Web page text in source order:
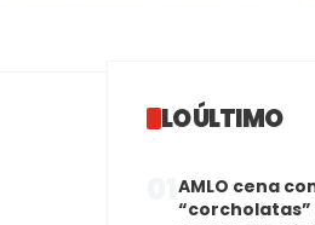
LO ÚLTIMO
AMLO cena